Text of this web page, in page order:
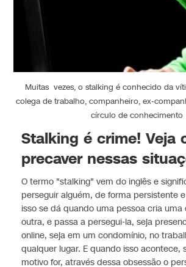
Muitas vezes, o stalking é conhecido da
colega de trabalho, companheiro, ex-
círculo de conhecimento
Stalking é crime! Veja
precaver nessas
O termo "stalking" vem do inglês e
perseguir alguém, de forma persistente
isso se dá quando uma pessoa cria uma
outra, e passa a persegui-la, seja
online, seja em um condomínio, no
qualquer lugar. E quando isso acontece,
motivo for, através dessa obsessão o